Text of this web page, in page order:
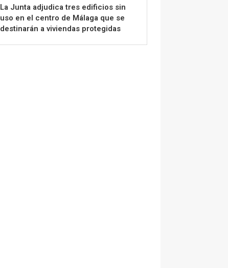
La Junta adjudica tres edificios sin
uso en el centro de Málaga que se
destinarán a viviendas protegidas